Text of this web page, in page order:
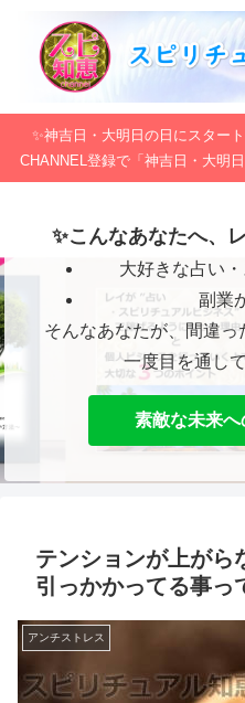
✨神吉日・大明日の日にスター
CHANNEL登録で「神吉日・大明
✨こんなあなたへ、
大好きな占い
副業
そんなあなたが、間違
一度目を通し
素敵な未来
テンションが上がら
引っかかってる事っ
アンチストレス